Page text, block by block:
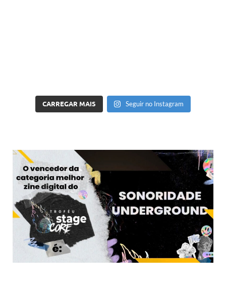
CARREGAR MAIS Seguir no Instagram